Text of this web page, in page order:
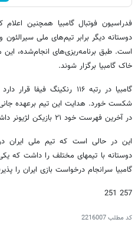
فدراسیون فوتبال گامبیا همچنین اعلام
دوستانه دیگر برابر تیم‌های ملی
خاک گامبیا برگزار شوند.
گامبیا در رتبه ۱۱۶
شکست خورد. هدایت این تیم برعهده
در آخرین فهرست خود ۲۱ بازیکن لژیونر داشته است.
این در حالی است که تیم ملی ایران
دوستانه با تیمهای مختلف را داشت که
گامبیا سرانجام درخواست بازی ایران را
257 251
کد مطلب2216007